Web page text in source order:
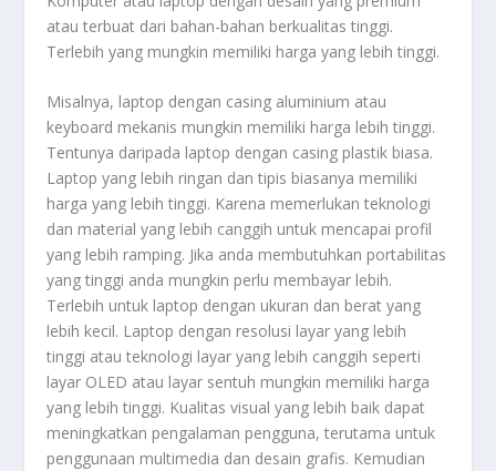
atau terbuat dari bahan-bahan berkualitas tinggi.
Terlebih yang mungkin memiliki harga yang lebih tinggi.
Misalnya, laptop dengan casing aluminium atau
keyboard mekanis mungkin memiliki harga lebih tinggi.
Tentunya daripada laptop dengan casing plastik biasa.
Laptop yang lebih ringan dan tipis biasanya memiliki
harga yang lebih tinggi. Karena memerlukan teknologi
dan material yang lebih canggih untuk mencapai profil
yang lebih ramping. Jika anda membutuhkan portabilitas
yang tinggi anda mungkin perlu membayar lebih.
Terlebih untuk laptop dengan ukuran dan berat yang
lebih kecil. Laptop dengan resolusi layar yang lebih
tinggi atau teknologi layar yang lebih canggih seperti
layar OLED atau layar sentuh mungkin memiliki harga
yang lebih tinggi. Kualitas visual yang lebih baik dapat
meningkatkan pengalaman pengguna, terutama untuk
penggunaan multimedia dan desain grafis. Kemudian